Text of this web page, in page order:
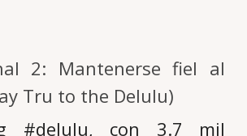
2: Mantenerse fiel al
Tru to the Delulu)
#delulu, con 3.7 mil